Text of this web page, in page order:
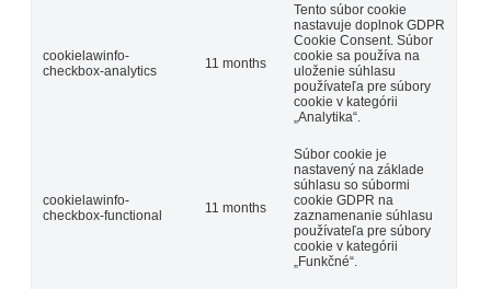
cookielawinfo-
checkbox-analytics
11 months
Tento súbor cookie
nastavuje doplnok GDPR
Cookie Consent. Súbor
cookie sa používa na
uloženie súhlasu
používateľa pre súbory
cookie v kategórii
„Analytika“.
cookielawinfo-
checkbox-functional
11 months
Súbor cookie je
nastavený na základe
súhlasu so súbormi
cookie GDPR na
zaznamenanie súhlasu
používateľa pre súbory
cookie v kategórii
„Funkčné“.